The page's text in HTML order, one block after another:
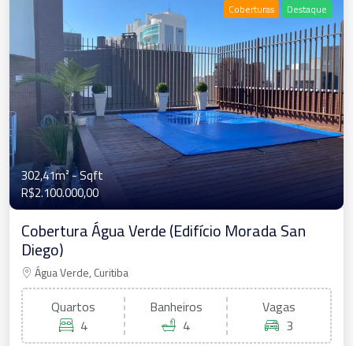
Coberturas Destaque
302,41m²- Sqft
R$2.100.000,00
Cobertura Água Verde (Edifício Morada San
Diego)
Água Verde, Curitiba
Quartos
4
Banheiros
4
Vagas
3